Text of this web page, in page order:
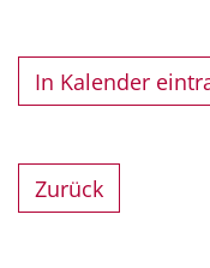
In Kalender
Zurück